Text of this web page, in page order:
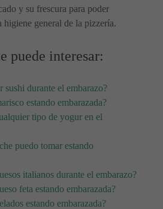
y su frescura para poder
higiene general de la pizzería.
puede interesar:
sushi durante el embarazo?
estando embarazada?
tipo de yogur en el
puedo tomar estando
italianos durante el embarazo?
feta estando embarazada?
estando embarazada?